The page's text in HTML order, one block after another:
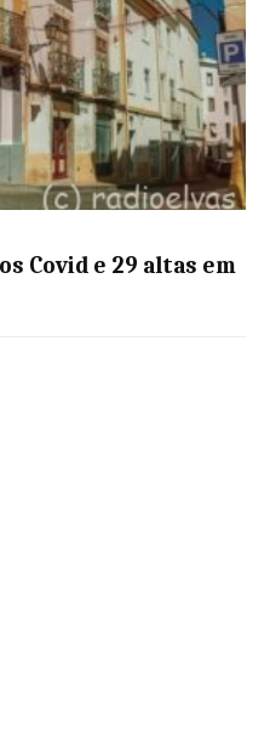
Covid e 29 altas em